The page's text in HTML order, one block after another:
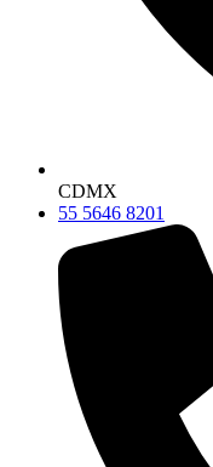
CDMX
55 5646 8201